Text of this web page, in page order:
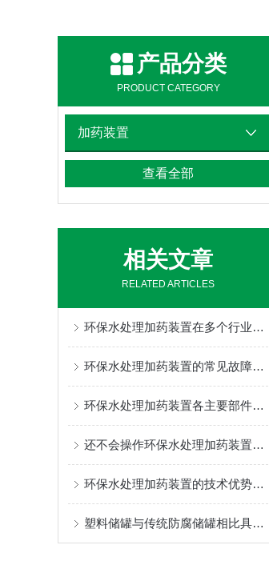
产品分类
PRODUCT CATEGORY
加药装置
查看全部
相关文章
RELATED ARTICLES
环保水处理加药装置在多个行业中发挥着重要的作用
环保水处理加药装置的常见故障相应解决方法分享
环保水处理加药装置各主要部件的功能特点分享
还不会操作环保水处理加药装置？进来看
环保水处理加药装置的技术优势与创新
塑料储罐与传统防腐储罐相比具有哪些特点？